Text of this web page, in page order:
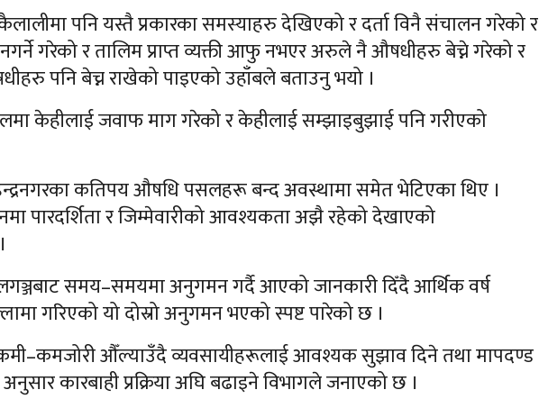
पनि यस्तै प्रकारका समस्याहरु देखिएको र दर्ता विनै संचालन गरेको र
गरेको र तालिम प्राप्त व्यक्ती आफु नभएर अरुले नै औषधीहरु बेच्ने गरेको र
पनि बेच्न राखेको पाइएको उहाँबले बताउनु भयो ।
केहीलाई जवाफ माग गरेको र केहीलाई सम्झाइबुझाई पनि गरीएको
कतिपय औषधि पसलहरू बन्द अवस्थामा समेत भेटिएका थिए ।
पारदर्शिता र जिम्मेवारीको आवश्यकता अझै रहेको देखाएको
समय–समयमा अनुगमन गर्दै आएको जानकारी दिँदै आर्थिक वर्ष
गरिएको यो दोस्रो अनुगमन भएको स्पष्ट पारेको छ ।
औँल्याउँदै व्यवसायीहरूलाई आवश्यक सुझाव दिने तथा मापदण्ड
कारबाही प्रक्रिया अघि बढाइने विभागले जनाएको छ ।